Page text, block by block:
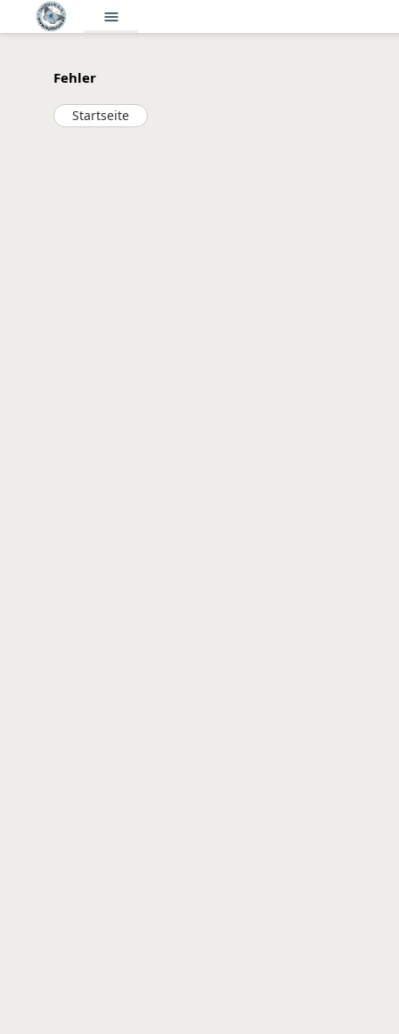
menu
Fehler
Startseite